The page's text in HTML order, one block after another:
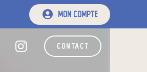
mon compte
contact